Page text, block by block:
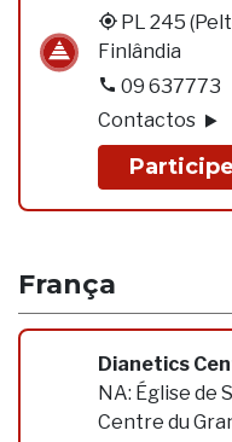
PL 245
Finlândia
09 637773
Contactos
França
Dianetics
NA: Église de
Centre du